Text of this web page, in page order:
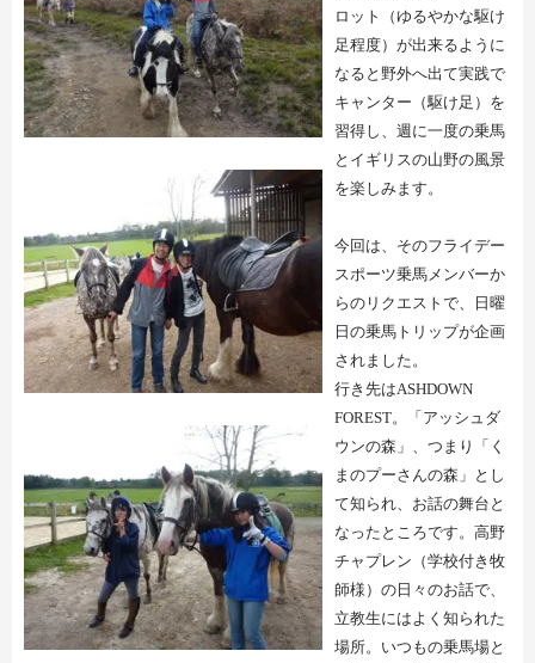
ロット（ゆるやかな駆け
足程度）が出来るように
なると野外へ出て実践で
キャンター（駆け足）を
習得し、週に一度の乗馬
とイギリスの山野の風景
を楽しみます。
今回は、そのフライデー
スポーツ乗馬メンバーか
らのリクエストで、日曜
日の乗馬トリップが企画
されました。
行き先はASHDOWN
FOREST。「アッシュダ
ウンの森」、つまり「く
まのプーさんの森」とし
て知られ、お話の舞台と
なったところです。高野
チャプレン（学校付き牧
師様）の日々のお話で、
立教生にはよく知られた
場所。いつもの乗馬場と